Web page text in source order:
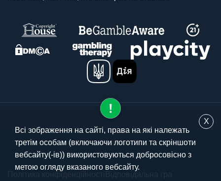
© 2025 stavki.ua
X
Всі зображення на сайті, права на які належать
третім особам (включаючи логотипи та скріншоти
вебсайту(-ів)) використовуються добросовісно з
метою огляду вказаного вебсайту.